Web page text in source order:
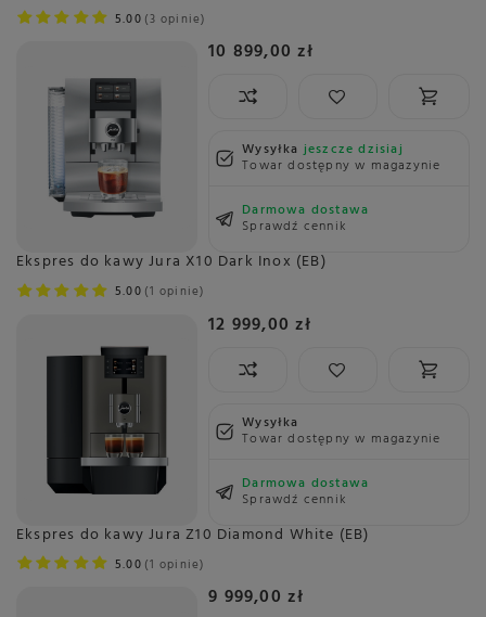
5.00 3 opinie
10 899,00 zł
Wysyłkajeszcze dzisiaj
Towar dostępny w magazynie
Darmowa dostawa
Sprawdź cennik
Ekspres do kawy Jura X10 Dark Inox (EB)
5.00 1 opinie
12 999,00 zł
Wysyłka
Towar dostępny w magazynie
Darmowa dostawa
Sprawdź cennik
Ekspres do kawy Jura Z10 Diamond White (EB)
5.00 1 opinie
9 999,00 zł